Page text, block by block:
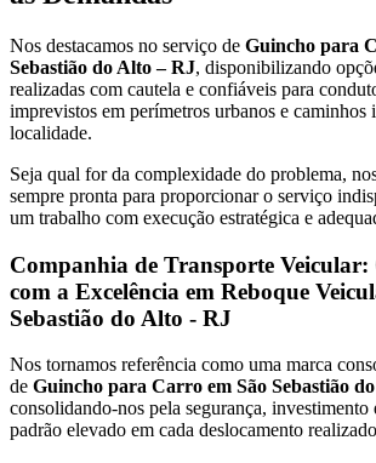
Nos destacamos no serviço de Guincho para
Sebastião do Alto – RJ, disponibilizando
realizadas com cautela e confiáveis para
imprevistos em perímetros urbanos e caminhos
localidade.
Seja qual for da complexidade do problema,
sempre pronta para proporcionar o serviço
um trabalho com execução estratégica e
Companhia de Transporte Veicular:
com a Excelência em Reboque
Sebastião do Alto - RJ
Nos tornamos referência como uma marca
de Guincho para Carro em São Sebastião
consolidando-nos pela segurança, investimento
padrão elevado em cada deslocamento